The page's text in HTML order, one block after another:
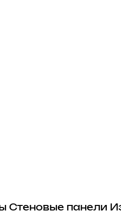
Стеновые панели